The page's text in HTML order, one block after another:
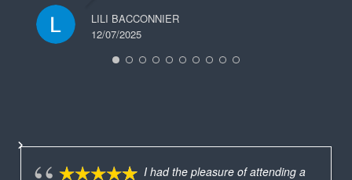
LILI BACCONNIER
12/07/2025
I had the pleasure of attending a